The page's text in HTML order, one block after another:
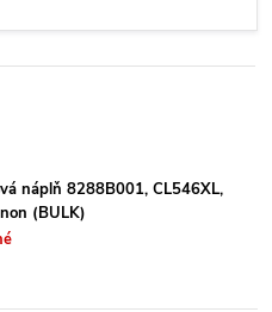
náplň 8288B001, CL546XL,
(BULK)